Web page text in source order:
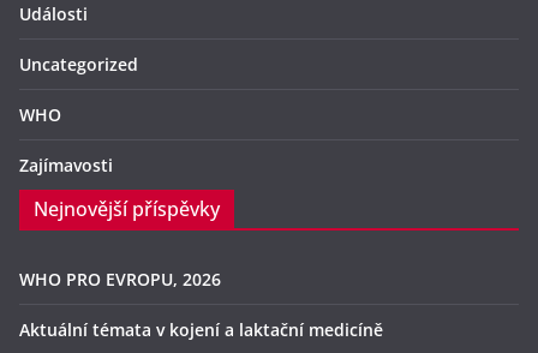
Události
Uncategorized
WHO
Zajímavosti
Nejnovější příspěvky
WHO PRO EVROPU, 2026
Aktuální témata v kojení a laktační medicíně